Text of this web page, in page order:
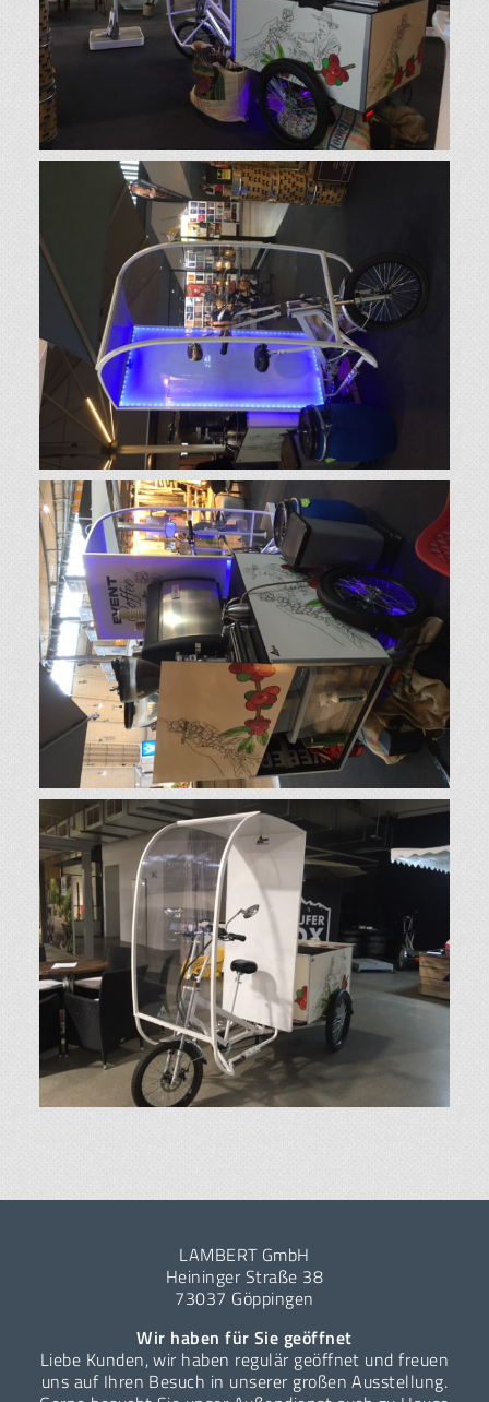
LAMBERT GmbH
Heininger Straße 38
73037 Göppingen
Wir haben für Sie geöffnet
Liebe Kunden, wir haben regulär geöffnet und freuen
uns auf Ihren Besuch in unserer großen Ausstellung.